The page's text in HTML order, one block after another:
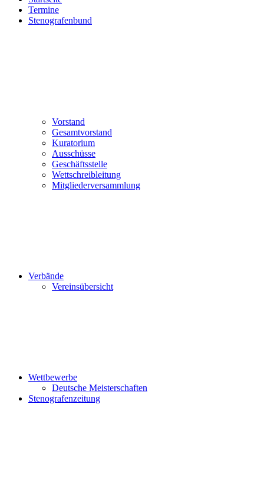
Termine
Stenografenbund
Vorstand
Gesamtvorstand
Kuratorium
Ausschüsse
Geschäftsstelle
Wettschreibleitung
Mitgliederversammlung
Verbände
Vereinsübersicht
Wettbewerbe
Deutsche Meisterschaften
Stenografenzeitung